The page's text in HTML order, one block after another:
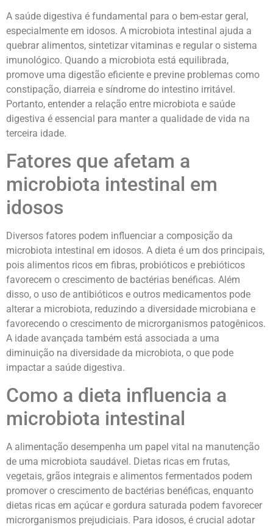
A saúde digestiva é fundamental para o bem-estar geral,
especialmente em idosos. A microbiota intestinal ajuda a
quebrar alimentos, sintetizar vitaminas e regular o sistema
imunológico. Quando a microbiota está equilibrada,
promove uma digestão eficiente e previne problemas como
constipação, diarreia e síndrome do intestino irritável.
Portanto, entender a relação entre microbiota e saúde
digestiva é essencial para manter a qualidade de vida na
terceira idade.
Fatores que afetam a
microbiota intestinal em
idosos
Diversos fatores podem influenciar a composição da
microbiota intestinal em idosos. A dieta é um dos principais,
pois alimentos ricos em fibras, probióticos e prebióticos
favorecem o crescimento de bactérias benéficas. Além
disso, o uso de antibióticos e outros medicamentos pode
alterar a microbiota, reduzindo a diversidade microbiana e
favorecendo o crescimento de microrganismos patogênicos.
A idade avançada também está associada a uma
diminuição na diversidade da microbiota, o que pode
impactar a saúde digestiva.
Como a dieta influencia a
microbiota intestinal
A alimentação desempenha um papel vital na manutenção
de uma microbiota saudável. Dietas ricas em frutas,
vegetais, grãos integrais e alimentos fermentados podem
promover o crescimento de bactérias benéficas, enquanto
dietas ricas em açúcar e gordura saturada podem favorecer
microrganismos prejudiciais. Para idosos, é crucial adotar